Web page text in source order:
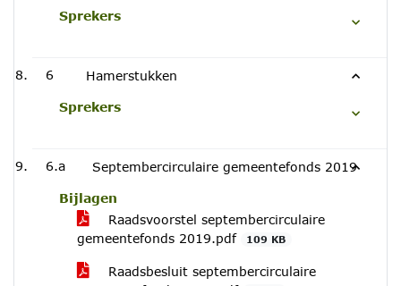
Sprekers
6 Hamerstukken
Sprekers
6.a Septembercirculaire gemeentefonds 2019
Bijlagen
Raadsvoorstel septembercirculaire
gemeentefonds 2019.pdf
109 KB
Raadsbesluit septembercirculaire